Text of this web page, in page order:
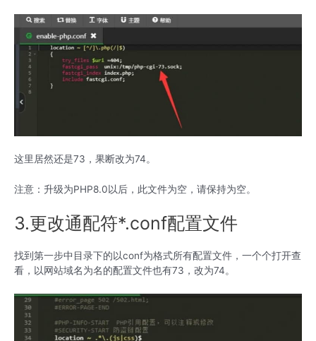
这里居然还是73，果断改为74。
注意：升级为PHP8.0以后，此文件为空，请保持为空。
3.更改通配符*.conf配置文件
找到第一步中目录下的以conf为格式所有配置文件，一个个打开查
看，以网站域名为名的配置文件也有73，改为74。